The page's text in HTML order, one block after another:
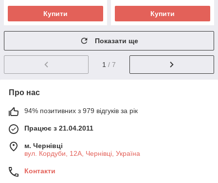
Купити Купити
Показати ще
1 / 7
Про нас
94% позитивних з 979 відгуків за рік
Працює з 21.04.2011
м. Чернівці
вул. Кордуби, 12А, Чернівці, Україна
Контакти